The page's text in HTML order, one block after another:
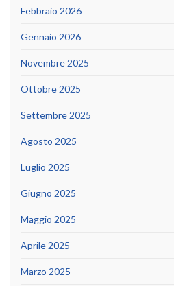
Febbraio 2026
Gennaio 2026
Novembre 2025
Ottobre 2025
Settembre 2025
Agosto 2025
Luglio 2025
Giugno 2025
Maggio 2025
Aprile 2025
Marzo 2025